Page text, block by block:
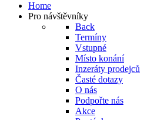
Home
Pro návštěvníky
Back
Termíny
Vstupné
Místo konání
Inzeráty prodejců
Časté dotazy
O nás
Podpořte nás
Akce